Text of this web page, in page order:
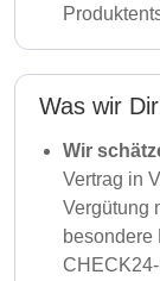
Was wir
Wir
Vertrag in
Vergütung
besondere